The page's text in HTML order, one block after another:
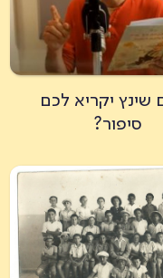
שינץ יקריא לכם
סיפור?